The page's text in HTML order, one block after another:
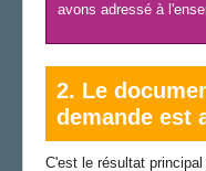
avons adressé à
2. Le
demande est
C'est le résultat